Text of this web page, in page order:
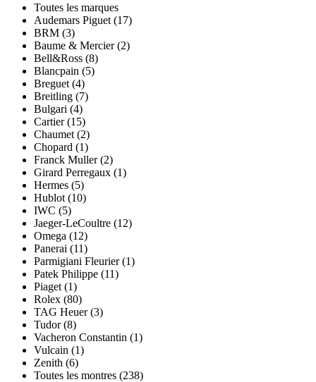
Toutes les marques
Audemars Piguet (17)
BRM (3)
Baume & Mercier (2)
Bell&Ross (8)
Blancpain (5)
Breguet (4)
Breitling (7)
Bulgari (4)
Cartier (15)
Chaumet (2)
Chopard (1)
Franck Muller (2)
Girard Perregaux (1)
Hermes (5)
Hublot (10)
IWC (5)
Jaeger-LeCoultre (12)
Omega (12)
Panerai (11)
Parmigiani Fleurier (1)
Patek Philippe (11)
Piaget (1)
Rolex (80)
TAG Heuer (3)
Tudor (8)
Vacheron Constantin (1)
Vulcain (1)
Zenith (6)
Toutes les montres (238)